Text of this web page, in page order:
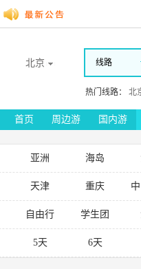
北京 线路
热门线路： 北
首页 周边游 国内游
亚洲 海岛
天津 重庆
自由行 学生团
5天 6天